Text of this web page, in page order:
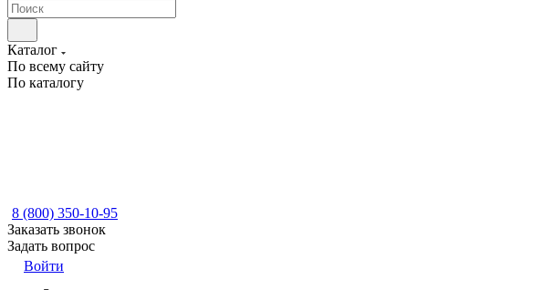
Каталог
По всему сайту
По каталогу
8 (800) 350-10-95
Заказать звонок
Задать вопрос
Войти